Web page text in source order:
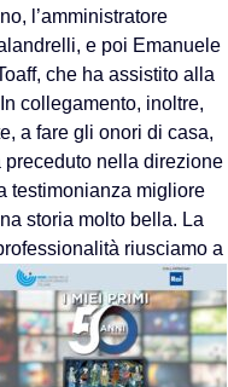
l’amministratore
e poi Emanuele
che ha assistito alla
collegamento, inoltre,
a fare gli onori di casa,
nella direzione
testimonianza migliore
storia molto bella. La
riusciamo a